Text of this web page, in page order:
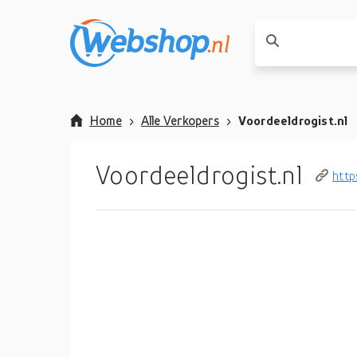
Home Alle Verkopers Voordeeldrogist.nl
Voordeeldrogist.nl